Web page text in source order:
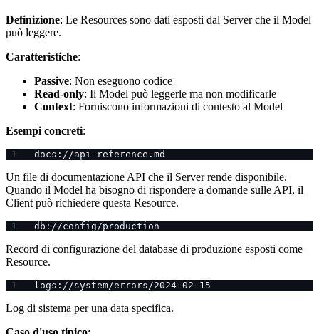
Definizione: Le Resources sono dati esposti dal Server che il Model
può leggere.
Caratteristiche:
Passive: Non eseguono codice
Read-only: Il Model può leggerle ma non modificarle
Context: Forniscono informazioni di contesto al Model
Esempi concreti:
docs://api-reference.md
Un file di documentazione API che il Server rende disponibile.
Quando il Model ha bisogno di rispondere a domande sulle API, il
Client può richiedere questa Resource.
db://config/production
Record di configurazione del database di produzione esposti come
Resource.
logs://system/errors/2024-02-15
Log di sistema per una data specifica.